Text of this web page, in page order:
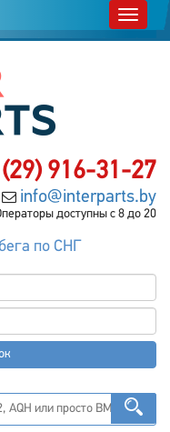
916-31-27
info@interparts.by
доступны с 8 до 20
по СНГ